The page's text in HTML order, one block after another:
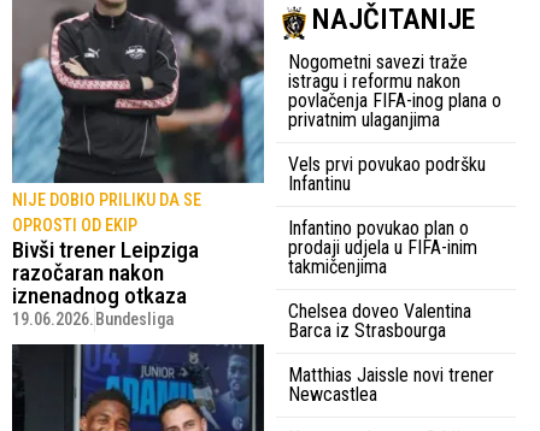
NIJE DOBIO PRILIKU DA SE
OPROSTI OD EKIP
Bivši trener Leipziga
razočaran nakon
iznenadnog otkaza
19.06.2026. Bundesliga
NAJČITANIJE
Nogometni savezi traže
istragu i reformu nakon
povlačenja FIFA-inog plana o
privatnim ulaganjima
Vels prvi povukao podršku
Infantinu
Infantino povukao plan o
prodaji udjela u FIFA-inim
takmičenjima
Chelsea doveo Valentina
Barca iz Strasbourga
Matthias Jaissle novi trener
Newcastlea